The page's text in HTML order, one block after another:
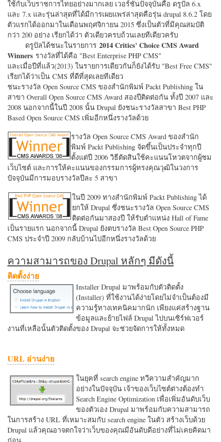
ใช้กับเว็บราชการไทยอย่างมากเลย เวอร์ชั่นปัจจุบันคือ ดรูปัล 6.x
และ 7.x และรุ่นล่าสุดที่ได้มีการเผยแพร่ล่าสุดคือรุ่น drupal 8.6.2 โดย
ตัวแรกได้ออกมาในเดือนพฤศจิกายน 2015 ซึ่งเป็นตัวที่มีคุณสมบัติ
กว่า 200 อย่าง เรียกได้ว่า ตัวเดียวครบถ้วนเลยทีเดียวครับ
ดรูปัลได้ชนะในรายการ 2014 Critics' Choice CMS Award
Winners รางวัลที่ได้คือ "Best Enterprise PHP CMS"
และเมื่อปีที่แล้ว(2013) ในรายการเดียวกันก็ยังได้รับ "Best Free CMS"
เรียกได้ว่าเป็น CMS ที่ดีที่สุดเลยทีเดียว
ชนะรางวัล Open Source CMS ของสำนักพิมพ์ Packt Publishing ใน
สาขา Overall Open Source CMS Award สองปีติดต่อกัน ทั้งปี 2007 และ
2008 นอกจากนี้ในปี 2008 นั้น Drupal ยังชนะรางวัลสาขา Best PHP
Based Open Source CMS เพิ่มอีกหนึ่งรางวัลด้วย
รางวัล Open Source CMS Award ของสำนัก
พิมพ์ Packt Publishing จัดขึ้นเป็นประจำทุกปี
ตั้งแต่ปี 2006 วิธีตัดสินใช้คะแนนโหวตจากผู้ชม
เว็บไซต์ และการให้คะแนนของกรรมการผู้ทรงคุณวุฒิในวงการ
ปัจจุบันมีการมอบรางวัลปีละ 5 สาขา
ในปี 2009 ทางสำนักพิมพ์ Packt Publishing ได้
ยกให้ Drupal ซึ่งชนะรางวัล Open Source CMS
ติดต่อกันมาสองปี ให้รับตำแหน่ง Hall of Fame
เป็นรายแรก นอกจากนี้ Drupal ยังตบรางวัล Best Open Source PHP
CMS ประจำปี 2009 กลับบ้านไปอีกหนึ่งรางวัลด้วย
ความสามารถของ Drupal หลักๆ มีดังนี้
ติดตั้งง่าย
Installer Drupal มาพร้อมกับตัวติดตั้ง
(Installer) ที่ใช้งานได้ง่ายโดยไม่จำเป็นต้องมี
ความรู้ทางเทคนิคมากนัก เพียงแค่สร้างฐาน
ข้อมูลและย้ายไฟล์ Drupal ไปบนเซิร์ฟเวอร์
งานที่เหลือนั้นตัวติดตั้งของ Drupal จะช่วยจัดการให้ทั้งหมด
URL อ่านง่าย
ในยุคที่ search engine ทวีความสำคัญมาก
อย่างในปัจจุบัน เจ้าของเว็บไซต์ต่างต้องทำ
Search Engine Optimization เพื่อเพิ่มอันดับเว็บ
ของตัวเอง Drupal มาพร้อมกับความสามารถ
ในการสร้าง URL ที่เหมาะสมกับ search engine ในตัว สร้างเว็บด้วย
Drupal แล้วคุณอาจตกใจว่าเว็บของคุณมีอันดับดีอย่างที่ไม่เคยคิดมา